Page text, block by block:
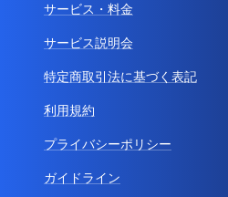
サービス・料金
サービス説明会
特定商取引法に基づく表記
利用規約
プライバシーポリシー
ガイドライン